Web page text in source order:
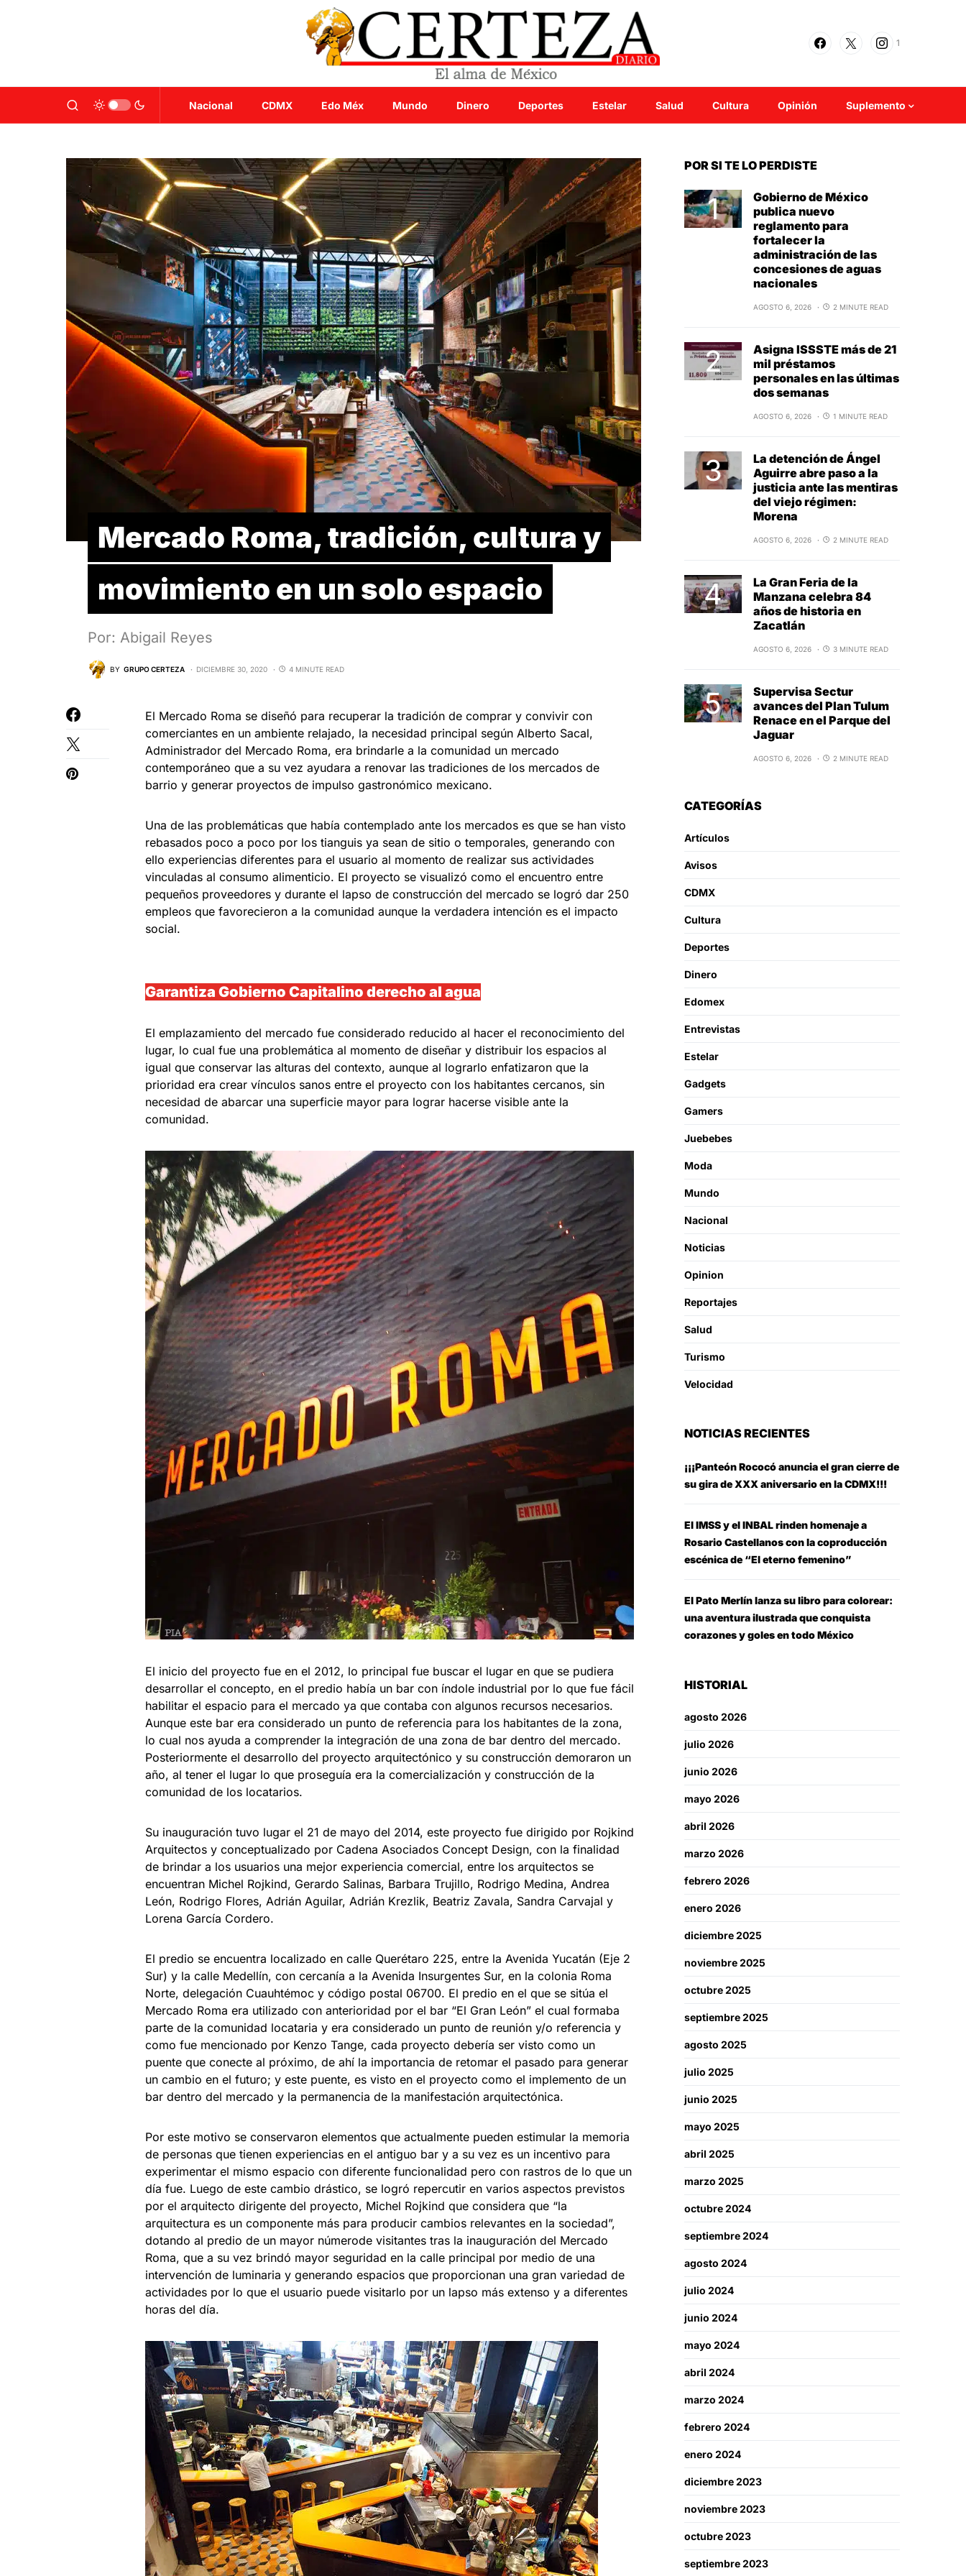
1
Nacional CDMX Edo Méx Mundo Dinero Deportes Estelar Salud Cultura Opinión Suplemento
Mercado Roma, tradición, cultura y
movimiento en un solo espacio
Por: Abigail Reyes
BY GRUPO CERTEZA DICIEMBRE 30, 2020 4 MINUTE READ
El Mercado Roma se diseñó para recuperar la tradición de comprar y convivir con
comerciantes en un ambiente relajado, la necesidad principal según Alberto Sacal,
Administrador del Mercado Roma, era brindarle a la comunidad un mercado
contemporáneo que a su vez ayudara a renovar las tradiciones de los mercados de
barrio y generar proyectos de impulso gastronómico mexicano.
Una de las problemáticas que había contemplado ante los mercados es que se han visto
rebasados poco a poco por los tianguis ya sean de sitio o temporales, generando con
ello experiencias diferentes para el usuario al momento de realizar sus actividades
vinculadas al consumo alimenticio. El proyecto se visualizó como el encuentro entre
pequeños proveedores y durante el lapso de construcción del mercado se logró dar 250
empleos que favorecieron a la comunidad aunque la verdadera intención es el impacto
social.
Garantiza Gobierno Capitalino derecho al agua
El emplazamiento del mercado fue considerado reducido al hacer el reconocimiento del
lugar, lo cual fue una problemática al momento de diseñar y distribuir los espacios al
igual que conservar las alturas del contexto, aunque al lograrlo enfatizaron que la
prioridad era crear vínculos sanos entre el proyecto con los habitantes cercanos, sin
necesidad de abarcar una superficie mayor para lograr hacerse visible ante la
comunidad.
El inicio del proyecto fue en el 2012, lo principal fue buscar el lugar en que se pudiera
desarrollar el concepto, en el predio había un bar con índole industrial por lo que fue fácil
habilitar el espacio para el mercado ya que contaba con algunos recursos necesarios.
Aunque este bar era considerado un punto de referencia para los habitantes de la zona,
lo cual nos ayuda a comprender la integración de una zona de bar dentro del mercado.
Posteriormente el desarrollo del proyecto arquitectónico y su construcción demoraron un
año, al tener el lugar lo que proseguía era la comercialización y construcción de la
comunidad de los locatarios.
Su inauguración tuvo lugar el 21 de mayo del 2014, este proyecto fue dirigido por Rojkind
Arquitectos y conceptualizado por Cadena Asociados Concept Design, con la finalidad
de brindar a los usuarios una mejor experiencia comercial, entre los arquitectos se
encuentran Michel Rojkind, Gerardo Salinas, Barbara Trujillo, Rodrigo Medina, Andrea
León, Rodrigo Flores, Adrián Aguilar, Adrián Krezlik, Beatriz Zavala, Sandra Carvajal y
Lorena García Cordero.
El predio se encuentra localizado en calle Querétaro 225, entre la Avenida Yucatán (Eje 2
Sur) y la calle Medellín, con cercanía a la Avenida Insurgentes Sur, en la colonia Roma
Norte, delegación Cuauhtémoc y código postal 06700. El predio en el que se sitúa el
Mercado Roma era utilizado con anterioridad por el bar “El Gran León” el cual formaba
parte de la comunidad locataria y era considerado un punto de reunión y/o referencia y
como fue mencionado por Kenzo Tange, cada proyecto debería ser visto como un
puente que conecte al próximo, de ahí la importancia de retomar el pasado para generar
un cambio en el futuro; y este puente, es visto en el proyecto como el implemento de un
bar dentro del mercado y la permanencia de la manifestación arquitectónica.
Por este motivo se conservaron elementos que actualmente pueden estimular la memoria
de personas que tienen experiencias en el antiguo bar y a su vez es un incentivo para
experimentar el mismo espacio con diferente funcionalidad pero con rastros de lo que un
día fue. Luego de este cambio drástico, se logró repercutir en varios aspectos previstos
por el arquitecto dirigente del proyecto, Michel Rojkind que considera que “la
arquitectura es un componente más para producir cambios relevantes en la sociedad”,
dotando al predio de un mayor númerode visitantes tras la inauguración del Mercado
Roma, que a su vez brindó mayor seguridad en la calle principal por medio de una
intervención de luminaria y generando espacios que proporcionan una gran variedad de
actividades por lo que el usuario puede visitarlo por un lapso más extenso y a diferentes
horas del día.
POR SI TE LO PERDISTE
Gobierno de México
publica nuevo
reglamento para
fortalecer la
administración de las
concesiones de aguas
nacionales
AGOSTO 6, 2026 2 MINUTE READ
Asigna ISSSTE más de 21
mil préstamos
personales en las últimas
dos semanas
AGOSTO 6, 2026 1 MINUTE READ
La detención de Ángel
Aguirre abre paso a la
justicia ante las mentiras
del viejo régimen:
Morena
AGOSTO 6, 2026 2 MINUTE READ
La Gran Feria de la
Manzana celebra 84
años de historia en
Zacatlán
AGOSTO 6, 2026 3 MINUTE READ
Supervisa Sectur
avances del Plan Tulum
Renace en el Parque del
Jaguar
AGOSTO 6, 2026 2 MINUTE READ
CATEGORÍAS
Artículos
Avisos
CDMX
Cultura
Deportes
Dinero
Edomex
Entrevistas
Estelar
Gadgets
Gamers
Juebebes
Moda
Mundo
Nacional
Noticias
Opinion
Reportajes
Salud
Turismo
Velocidad
NOTICIAS RECIENTES
¡¡¡Panteón Rococó anuncia el gran cierre de
su gira de XXX aniversario en la CDMX!!!
El IMSS y el INBAL rinden homenaje a
Rosario Castellanos con la coproducción
escénica de “El eterno femenino”
El Pato Merlín lanza su libro para colorear:
una aventura ilustrada que conquista
corazones y goles en todo México
HISTORIAL
agosto 2026
julio 2026
junio 2026
mayo 2026
abril 2026
marzo 2026
febrero 2026
enero 2026
diciembre 2025
noviembre 2025
octubre 2025
septiembre 2025
agosto 2025
julio 2025
junio 2025
mayo 2025
abril 2025
marzo 2025
octubre 2024
septiembre 2024
agosto 2024
julio 2024
junio 2024
mayo 2024
abril 2024
marzo 2024
febrero 2024
enero 2024
diciembre 2023
noviembre 2023
octubre 2023
septiembre 2023